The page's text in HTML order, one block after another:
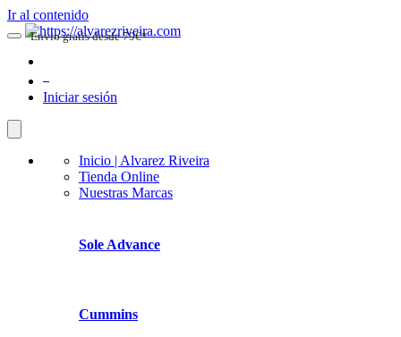
Ir al contenido
Iniciar sesión
Inicio | Alvarez Riveira
Tienda Online
Nuestras Marcas
Sole Advance
Cummins
Envio gratis desde 79€*